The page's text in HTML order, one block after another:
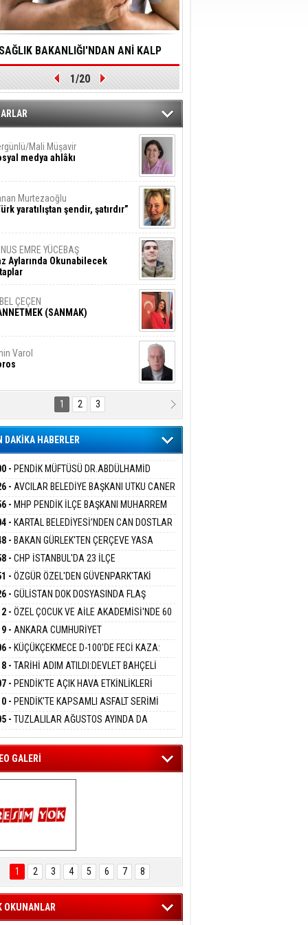
SAĞLIK BAKANLIĞI'NDAN ANİ KALP
DURMALARINA HIZLI MÜDAHALE
YÖNELİK ÖNLENMESİ İÇİN
ÖNEMLİ ADIM
1/20
Mali Müşavir
medya ahlâkı
Murtezaoğlu
yaratılıştan şendir, şatırdır”
EMRE YÜCEBAŞ
Aylarında Okunabilecek
ÇEÇEN
(SANMAK)
Varol
DNA Kuşaklararası
Biyolojik Faturası
Adıyaman
Bu Sahaya Sığmazam
Ali Çölük
Satırın İçindeki İnsan
Kılıç
ATEŞE ATILAN VİCDAN
BAŞARSLAN
Kaynas
1 2 3
DAKİKA HABERLER
- PENDİK MÜFTÜSÜ DR.ABDÜLHAMİD
BASIN MENSUPLARINI AĞIRLADI
- AVCILAR BELEDİYE BAŞKANI UTKU CANER
HAKKINDA TAHLİYE KARARI
- MHP PENDİK İLÇE BAŞKANI MUHARREM
ORDULULAR DERNEĞİ HEYETİNİ
- KARTAL BELEDİYESİ’NDEN CAN DOSTLAR
DEV YATIRIM!
- BAKAN GÜRLEK'TEN ÇERÇEVE YASA
ÇİZGİMİZ ŞEHİT AİLELERİ
HASSASİYETİDİR''
- CHP İSTANBUL'DA 23 İLÇE
ATAMALAR GERÇEKLEŞTİ
- ÖZGÜR ÖZEL'DEN GÜVENPARK'TAKİ
DESTEK:''SONUÇ ALANA KADAR
- GÜLİSTAN DOK DOSYASINDA FLAŞ
2 DALGIÇ DELİL KARARTMA
TUTUTKLANDI
- ÖZEL ÇOCUK VE AİLE AKADEMİSİ'NDE 60
HİZMET VERİLDİ
- ANKARA CUMHURİYET
ÖZGÜR ÖZEL VE VELİ
HAKKINDA FEZLEKE
- KÜÇÜKÇEKMECE D-100'DE FECİ KAZA:
İETT OTOBÜSÜNE ÇARPTI 3 KİŞİ
KAYBETTİ
- TARİHİ ADIM ATILDI:DEVLET BAHÇELİ
TÜRKİYE' ÇERÇEVE YASA TEKLİFİNİ
- PENDİK'TE AÇIK HAVA ETKİNLİKLERİ
SİNEMASIYLA BAŞLADI
- PENDİK'TE KAPSAMLI ASFALT SERİMİ
- TUZLALILAR AĞUSTOS AYINDA DA
DOYACAK
GALERİ
ENGELSİZ
FESTİVALİ
KONSERİ
MEST
1 2 3 4 5 6 7 8
OKUNANLAR